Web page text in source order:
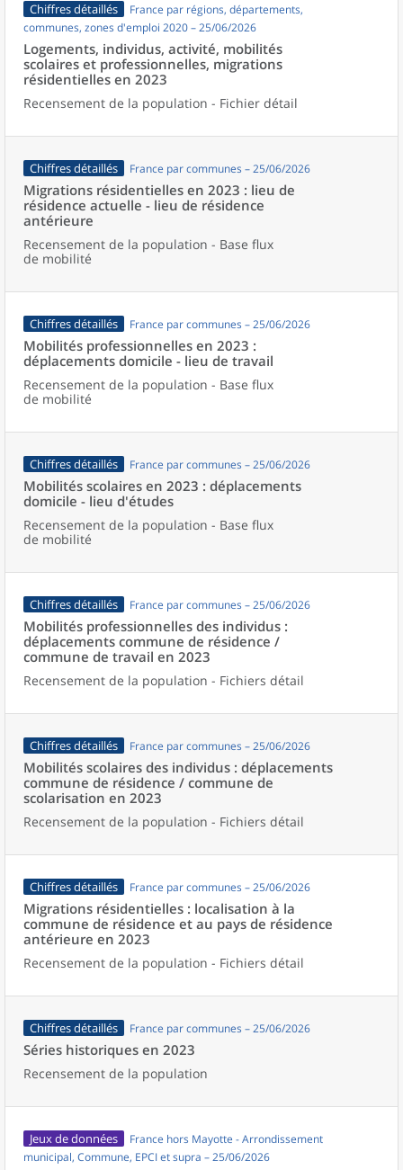
Chiffres détaillés
France par régions, départements,
communes, zones d'emploi 2020 – 25/06/2026
Logements, individus, activité, mobilités
scolaires et professionnelles, migrations
résidentielles en 2023
Recensement de la population - Fichier détail
Chiffres détaillés France par communes – 25/06/2026
Migrations résidentielles en 2023 : lieu de
résidence actuelle - lieu de résidence
antérieure
Recensement de la population - Base flux
de mobilité
Chiffres détaillés France par communes – 25/06/2026
Mobilités professionnelles en 2023 :
déplacements domicile - lieu de travail
Recensement de la population - Base flux
de mobilité
Chiffres détaillés France par communes – 25/06/2026
Mobilités scolaires en 2023 : déplacements
domicile - lieu d'études
Recensement de la population - Base flux
de mobilité
Chiffres détaillés France par communes – 25/06/2026
Mobilités professionnelles des individus :
déplacements commune de résidence /
commune de travail en 2023
Recensement de la population - Fichiers détail
Chiffres détaillés France par communes – 25/06/2026
Mobilités scolaires des individus : déplacements
commune de résidence / commune de
scolarisation en 2023
Recensement de la population - Fichiers détail
Chiffres détaillés France par communes – 25/06/2026
Migrations résidentielles : localisation à la
commune de résidence et au pays de résidence
antérieure en 2023
Recensement de la population - Fichiers détail
Chiffres détaillés France par communes – 25/06/2026
Séries historiques en 2023
Recensement de la population
Jeux de données
France hors Mayotte - Arrondissement
municipal, Commune, EPCI et supra – 25/06/2026